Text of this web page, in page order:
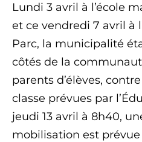
Lundi 3 avril à l’école
et ce vendredi 7 avril à
Parc, la municipalité
côtés de la
parents d’élèves,
classe prévues par
jeudi 13 avril à 8h40,
mobilisation est prévue